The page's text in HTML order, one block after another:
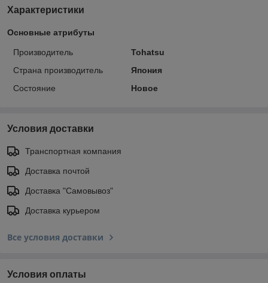
Характеристики
Основные атрибуты
Производитель
Tohatsu
Страна производитель
Япония
Состояние
Новое
Условия доставки
Транспортная компания
Доставка почтой
Доставка "Самовывоз"
Доставка курьером
Все условия доставки
Условия оплаты